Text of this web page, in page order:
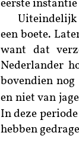
eerste
Uiteindelijk
een boete.
want dat
Nederlander
bovendien
en niet van
In deze
hebben